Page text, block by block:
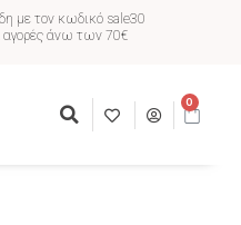
με τον κωδικό sale30
αγορές άνω των 70€
0